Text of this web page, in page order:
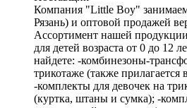
Компания "Little Boy"
Рязань) и оптовой продажей
Ассортимент нашей
для детей возраста от 0 до 12
найдете: -комбинезоны-
трикотаже (также
-комплекты для девочек на
(куртка, штаны и сумка); -